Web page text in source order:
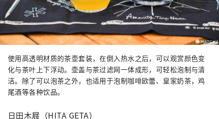
使用高透明材质的茶壶套装，在倒入热水之后，可以观赏颜色变
化与茶叶上下浮动。壶盖与茶过滤网一体成形，可轻松泡制与清
洁。除了可以泡茶之外，也适用于泡制咖啡欧蕾、皇家奶茶，鸡
尾酒等各种饮品。
日田木屐（HITA GETA）